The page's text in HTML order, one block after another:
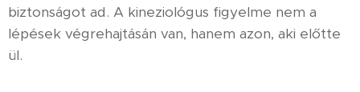
biztonságot ad. A kineziológus figyelme nem a
lépések végrehajtásán van, hanem azon, aki előtte
ül.